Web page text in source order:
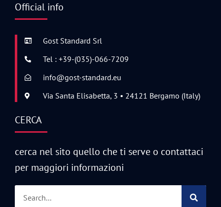
Official info
Gost Standard Srl
Tel : +39-(035)-066-7209
info@gost-standard.eu
Via Santa Elisabetta, 3 • 24121 Bergamo (Italy)
CERCA
cerca nel sito quello che ti serve o contattaci
per maggiori informazioni